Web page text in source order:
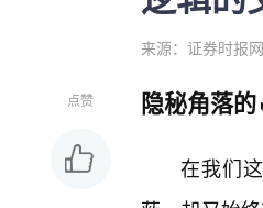
来源：证券时报网
点赞 隐秘角落
在我们